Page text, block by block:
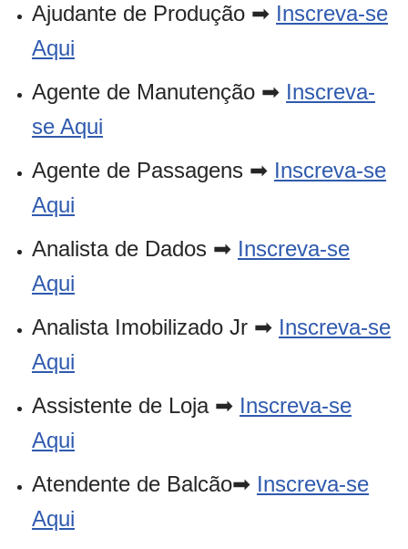
Ajudante de Produção ➡ Inscreva-se
Aqui
Agente de Manutenção ➡ Inscreva-
se Aqui
Agente de Passagens ➡ Inscreva-se
Aqui
Analista de Dados ➡ Inscreva-se
Aqui
Analista Imobilizado Jr ➡ Inscreva-se
Aqui
Assistente de Loja ➡ Inscreva-se
Aqui
Atendente de Balcão➡ Inscreva-se
Aqui